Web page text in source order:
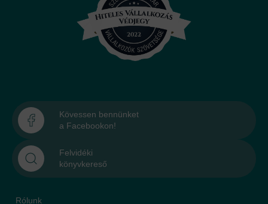
Kövessen bennünket
a Facebookon!
Felvidéki
könyvkereső
Rólunk